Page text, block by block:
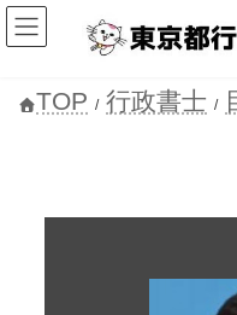
コ
ン
テ
ナ
ビ
ゲ
TOP 行政書士